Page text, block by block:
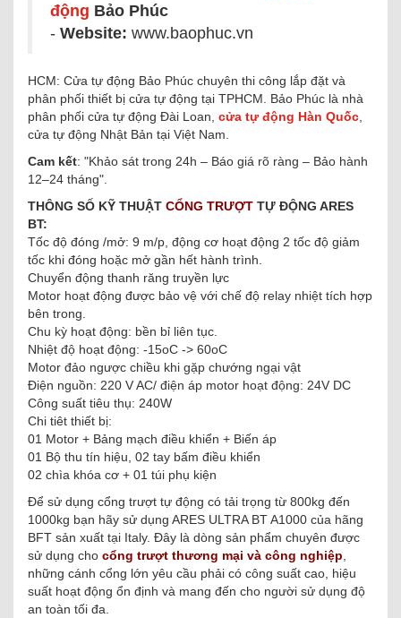
động Bảo Phúc
- Website: www.baophuc.vn
HCM: Cửa tự động Bảo Phúc chuyên thi công lắp đặt và
phân phối thiết bị cửa tự động tại TPHCM. Bảo Phúc là nhà
phân phối cửa tự động Đài Loan, cửa tự động Hàn Quốc
cửa tự động Nhật Bản tại Việt Nam.
Cam kết: "Khảo sát trong 24h – Báo giá rõ ràng – Bảo hành
12–24 tháng".
THÔNG SỐ KỸ THUẬT CỔNG TRƯỢT TỰ ĐỘNG ARES
BT:
Tốc độ đóng /mở: 9 m/p, động cơ hoạt động 2 tốc độ giảm
tốc khi đóng hoặc mở gần hết hành trình.
Chuyển động thanh răng truyền lực
Motor hoạt động được bảo vệ với chế độ relay nhiệt tích hợp
bên trong.
Chu kỳ hoạt động: bền bỉ liên tục.
Nhiệt độ hoạt động: -15oC -> 60oC
Motor đảo ngược chiều khi gặp chướng ngại vật
Điện nguồn: 220 V AC/ điện áp motor hoạt động: 24V DC
Công suất tiêu thụ: 240W
Chi tiêt thiết bị:
01 Motor + Bảng mạch điều khiển + Biến áp
01 Bộ thu tín hiệu, 02 tay bấm điều khiển
02 chìa khóa cơ + 01 túi phụ kiện
Để sử dụng cổng trượt tự động có tải trọng từ 800kg đến
1000kg bạn hãy sử dụng ARES ULTRA BT A1000 của hãng
BFT sản xuất tại Italy. Đây là dòng sản phẩm chuyên được
sử dụng cho cổng trượt thương mại và công nghiệp
những cánh cổng lớn yêu cầu phải có công suất cao, hiệu
suất hoạt động ổn định và mang đến cho người sử dụng độ
an toàn tối đa.